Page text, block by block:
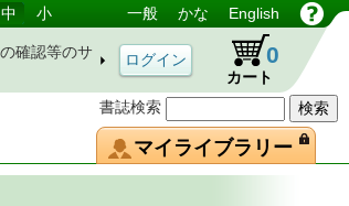
書誌検索
中 小 一般 かな English
確認等のサ
カート
0
マイライブラリー